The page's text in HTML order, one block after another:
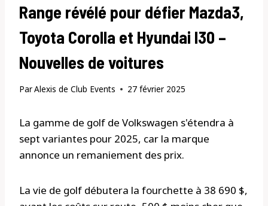
Range révélé pour défier Mazda3,
Toyota Corolla et Hyundai I30 –
Nouvelles de voitures
ParAlexis de Club Events 27 février 2025
La gamme de golf de Volkswagen s'étendra à
sept variantes pour 2025, car la marque
annonce un remaniement des prix.
La vie de golf débutera la fourchette à 38 690 $,